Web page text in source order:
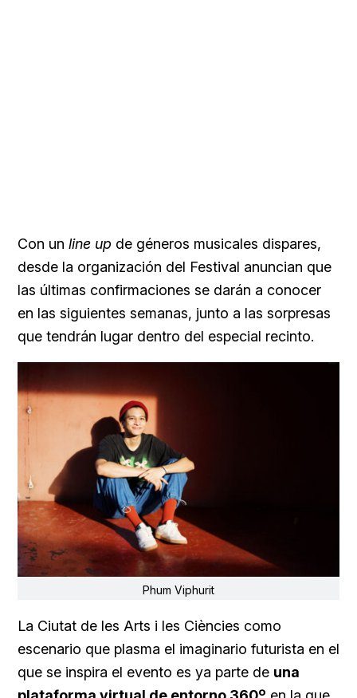
Con un line up de géneros musicales dispares,
desde la organización del Festival anuncian que
las últimas confirmaciones se darán a conocer
en las siguientes semanas, junto a las sorpresas
que tendrán lugar dentro del especial recinto.
Phum Viphurit
La Ciutat de les Arts i les Ciències como
escenario que plasma el imaginario futurista en el
que se inspira el evento es ya parte de una